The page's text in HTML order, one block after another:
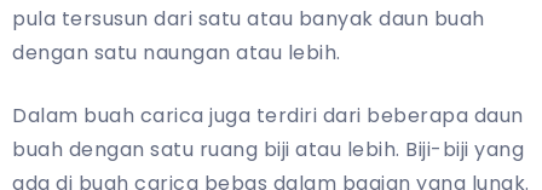
pula tersusun dari satu atau banyak daun buah
dengan satu naungan atau lebih.
Dalam buah carica juga terdiri dari beberapa daun
buah dengan satu ruang biji atau lebih. Biji-biji yang
ada di buah carica bebas dalam bagian yang lunak.